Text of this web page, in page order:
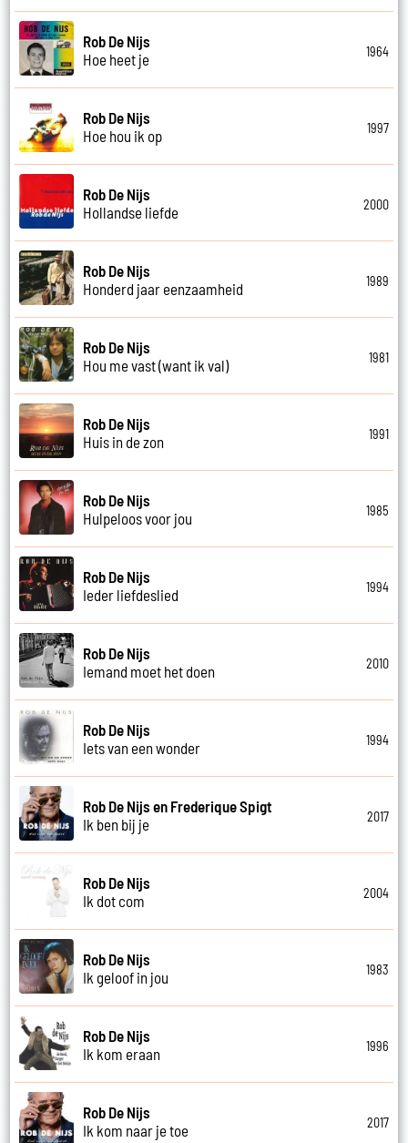
Rob De Nijs
Hoe heet je
1964
Rob De Nijs
Hoe hou ik op
1997
Rob De Nijs
Hollandse liefde
2000
Rob De Nijs
Honderd jaar eenzaamheid
1989
Rob De Nijs
Hou me vast (want ik val)
1981
Rob De Nijs
Huis in de zon
1991
Rob De Nijs
Hulpeloos voor jou
1985
Rob De Nijs
Ieder liefdeslied
1994
Rob De Nijs
Iemand moet het doen
2010
Rob De Nijs
Iets van een wonder
1994
Rob De Nijs en Frederique Spigt
Ik ben bij je
2017
Rob De Nijs
Ik dot com
2004
Rob De Nijs
Ik geloof in jou
1983
Rob De Nijs
Ik kom eraan
1996
Rob De Nijs
Ik kom naar je toe
2017